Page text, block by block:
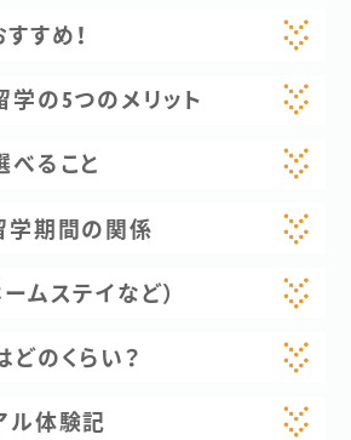
日本語
すめ！
の5つのメリット
ること
期間の関係
ムステイなど）
のくらい？
体験記